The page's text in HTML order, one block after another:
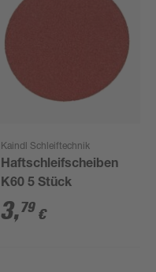
Kaindl Schleiftechnik
Haftschleifscheiben
K60 5 Stück
3,79 €